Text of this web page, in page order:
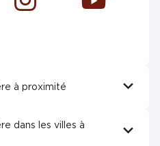
Instagram Youtube
à proximité
dans les villes à